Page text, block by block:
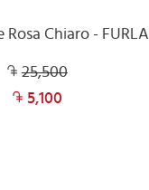
Rosa Chiaro - FURLA
25,500
5,100